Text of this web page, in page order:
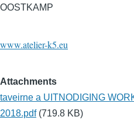
OOSTKAMP
www.atelier-k5.eu
Attachments
taveirne a UITNODIGING
2018.pdf (719.8 KB)